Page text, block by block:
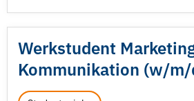
Werkstudent
Kommunikation (w/m/